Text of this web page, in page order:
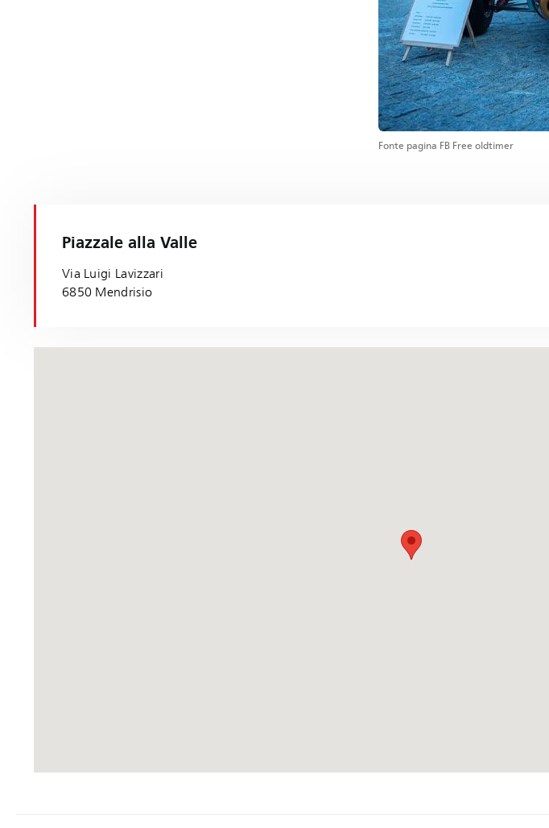
Fonte pagina FB Free oldtimer
Piazzale alla Valle
Via Luigi Lavizzari
6850 Mendrisio